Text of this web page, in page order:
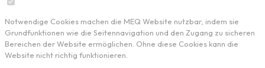
Notwendige Cookies machen die MEQ Website nutzbar, indem sie
Grundfunktionen wie die Seitennavigation und den Zugang zu sicheren
Bereichen der Website ermöglichen. Ohne diese Cookies kann die
Website nicht richtig funktionieren.